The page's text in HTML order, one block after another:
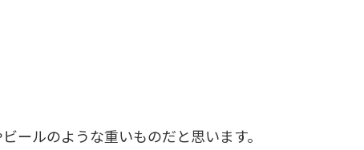
ールのような重いものだと思います。